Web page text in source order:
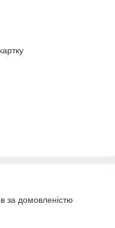
за домовленістю